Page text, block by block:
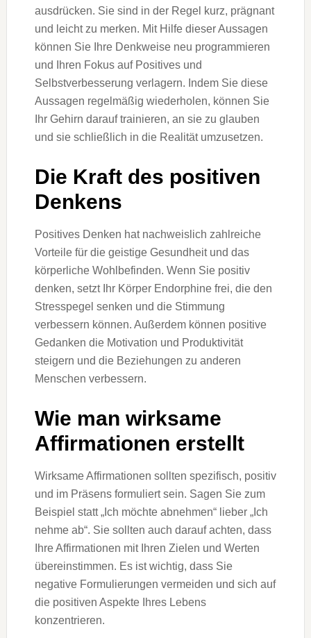
ausdrücken. Sie sind in der Regel kurz, prägnant
und leicht zu merken. Mit Hilfe dieser Aussagen
können Sie Ihre Denkweise neu programmieren
und Ihren Fokus auf Positives und
Selbstverbesserung verlagern. Indem Sie diese
Aussagen regelmäßig wiederholen, können Sie
Ihr Gehirn darauf trainieren, an sie zu glauben
und sie schließlich in die Realität umzusetzen.
Die Kraft des positiven
Denkens
Positives Denken hat nachweislich zahlreiche
Vorteile für die geistige Gesundheit und das
körperliche Wohlbefinden. Wenn Sie positiv
denken, setzt Ihr Körper Endorphine frei, die den
Stresspegel senken und die Stimmung
verbessern können. Außerdem können positive
Gedanken die Motivation und Produktivität
steigern und die Beziehungen zu anderen
Menschen verbessern.
Wie man wirksame
Affirmationen erstellt
Wirksame Affirmationen sollten spezifisch, positiv
und im Präsens formuliert sein. Sagen Sie zum
Beispiel statt „Ich möchte abnehmen“ lieber „Ich
nehme ab“. Sie sollten auch darauf achten, dass
Ihre Affirmationen mit Ihren Zielen und Werten
übereinstimmen. Es ist wichtig, dass Sie
negative Formulierungen vermeiden und sich auf
die positiven Aspekte Ihres Lebens
konzentrieren.